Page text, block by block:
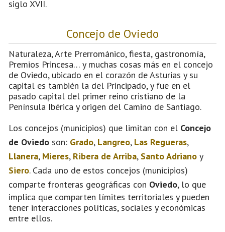
siglo XVII.
Concejo de Oviedo
Naturaleza, Arte Prerrománico, fiesta, gastronomía,
Premios Princesa… y muchas cosas más en el concejo
de Oviedo, ubicado en el corazón de Asturias y su
capital es también la del Principado, y fue en el
pasado capital del primer reino cristiano de la
Península Ibérica y origen del Camino de Santiago.
Los concejos (municipios) que limitan con el Concejo
de Oviedo son: Grado, Langreo, Las Regueras,
Llanera, Mieres, Ribera de Arriba, Santo Adriano y
Siero. Cada uno de estos concejos (municipios)
comparte fronteras geográficas con Oviedo, lo que
implica que comparten límites territoriales y pueden
tener interacciones políticas, sociales y económicas
entre ellos.